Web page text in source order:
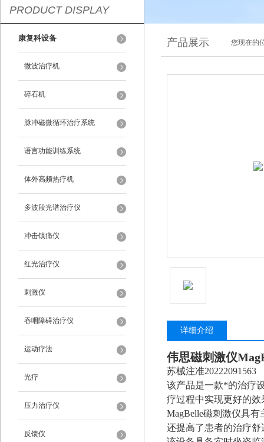
PRODUCT DISPLAY
康复科设备
微波治疗机
碎石机
脉冲磁微循环治疗系统
语言功能训练系统
体外高频热疗机
多波段光谱治疗仪
冲击镇痛仪
红光治疗仪
刺激仪
吞咽障碍治疗仪
运动疗法
光疗
压力治疗仪
反馈仪
产品展示 您现在的
详细介绍
伟思磁刺激仪
苏械注准20222091563
该产品是一款*的治疗
疗过程中实现更好的效
MagBelle磁刺激仪具
还提高了患者的治疗舒